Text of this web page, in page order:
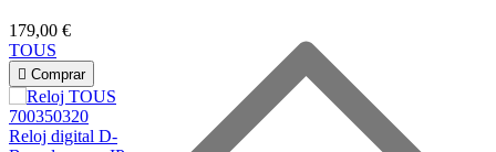
179,00 €
TOUS
 Comprar